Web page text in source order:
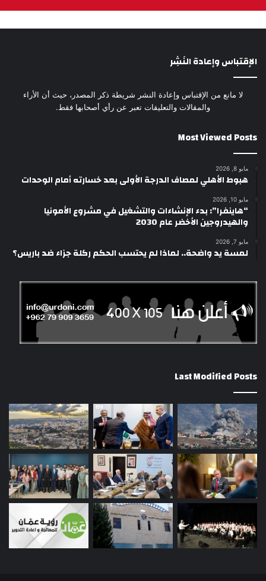
الإقتباس وإعادة النَشِر
لا مانع من الإقتباس وإعادة النشر شريطة ذكر المصدر، حيث أن الأراء
والمقالات والتعليقات تعبر عن رأي أصحابها فقط.
Most Viewed Posts
مايو 8, 2026
هبوط الأهلي لمصاف الدرجة الأولى بعد خسارته أمام الوحدات
مايو 10, 2026
“هاينفرا”: بدء الإنشاءات والتشغيل في مشروع الأمونيا
والهيدروجين الأخضر عام 2030
مايو 7, 2026
لمسة يد واضحة.. لماذا لم يحتسب الحكم ركلة جزاء ضد باريس؟
Last Modified Posts